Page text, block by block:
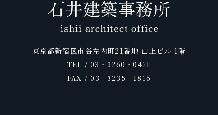
東京都新宿区市谷左内町21番地 山上ビル 1階
TEL / 03‐3260‐0421
FAX / 03‐3235‐1836